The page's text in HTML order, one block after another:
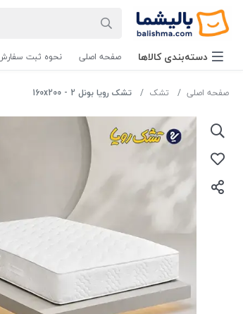
دسته‌بندی‌ کالاها صفحه اصلی نحوه ثبت
صفحه اصلی تشک تشک رویا بونل 2 - 160x200